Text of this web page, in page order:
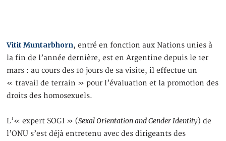
Vitit Muntarbhorn, entré en fonction aux Nations unies à
la fin de l’année dernière, est en Argentine depuis le 1er
mars : au cours des 10 jours de sa visite, il effectue un
« travail de terrain » pour l’évaluation et la promotion des
droits des homosexuels.
L’« expert SOGI » (Sexal Orientation and Gender Identity) de
l’ONU s’est déjà entretenu avec des dirigeants des